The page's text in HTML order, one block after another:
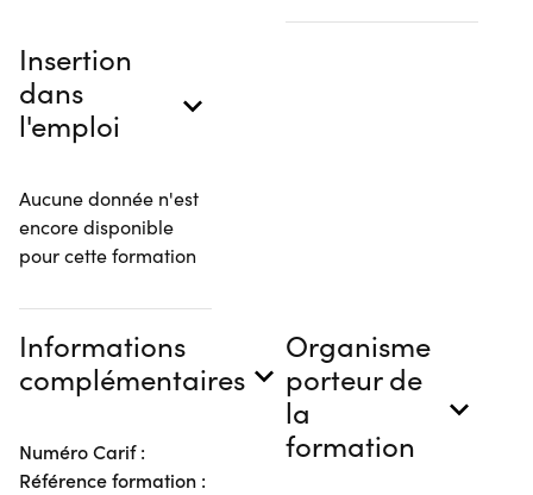
Insertion
dans
l'emploi
Aucune donnée n'est
encore disponible
pour cette formation
Informations
complémentaires
Numéro Carif :
Référence formation :
Organisme
porteur de
la
formation